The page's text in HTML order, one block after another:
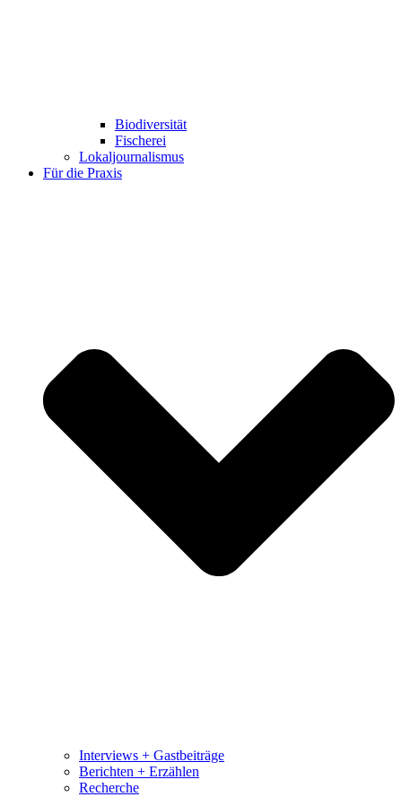
Biodiversität
Fischerei
Lokaljournalismus
Für die Praxis
Interviews + Gastbeiträge
Berichten + Erzählen
Recherche